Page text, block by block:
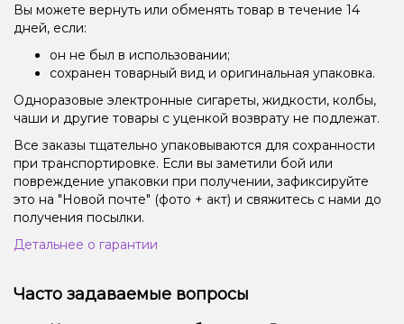
Вы можете вернуть или обменять товар в течение 14
дней, если:
он не был в использовании;
сохранен товарный вид и оригинальная упаковка.
Одноразовые электронные сигареты, жидкости, колбы,
чаши и другие товары с уценкой возврату не подлежат.
Все заказы тщательно упаковываются для сохранности
при транспортировке. Если вы заметили бой или
повреждение упаковки при получении, зафиксируйте
это на "Новой почте" (фото + акт) и свяжитесь с нами до
получения посылки.
Детальнее о гарантии
Часто задаваемые вопросы